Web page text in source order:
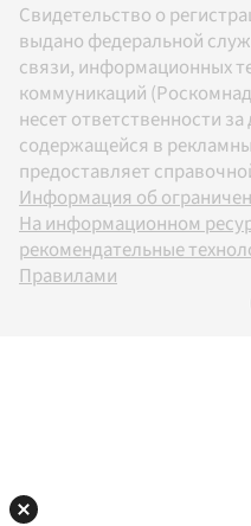
Свидетельство о
выдано федеральной
связи, информационных
коммуникаций
несет ответственности
содержащейся в
предоставляет
Информация об
На информационном
рекомендательные
Правилами